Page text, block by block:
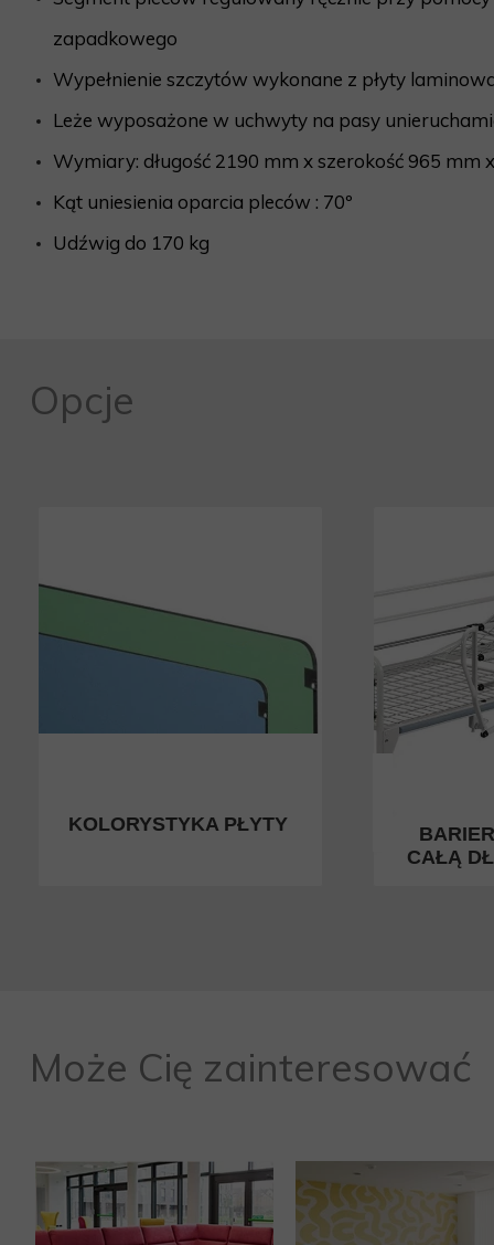
OBUDOWA OCHRONNA TV
OSŁONA GRZEJNIKA
MEBLE WIĘZIENNE-cs
Może Cię zainteresować
zapadkowego
Wypełnienie szczytów wykonane z płyty
Leże wyposażone w uchwyty na pasy
Wymiary: długość 2190 mm x szerokość 965 mm
Kąt uniesienia oparcia pleców : 70º
Udźwig do 170 kg
Opcje
CAŁĄ
KOLORYSTYKA PŁYTY